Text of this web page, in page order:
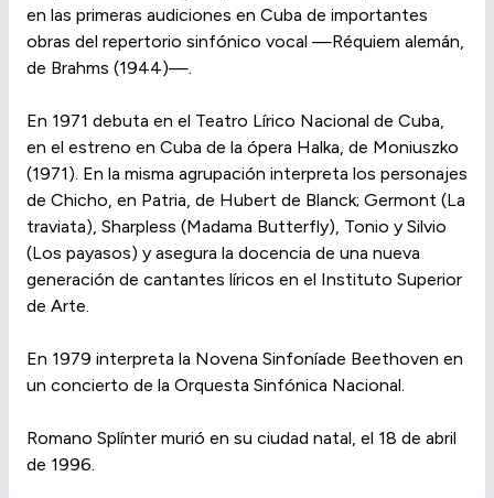
en las primeras audiciones en Cuba de importantes
obras del repertorio sinfónico vocal —Réquiem alemán,
de Brahms (1944)—.
En 1971 debuta en el Teatro Lírico Nacional de Cuba,
en el estreno en Cuba de la ópera Halka, de Moniuszko
(1971). En la misma agrupación interpreta los personajes
de Chicho, en Patria, de Hubert de Blanck; Germont (La
traviata), Sharpless (Madama Butterfly), Tonio y Silvio
(Los payasos) y asegura la docencia de una nueva
generación de cantantes líricos en el Instituto Superior
de Arte.
En 1979 interpreta la Novena Sinfoníade Beethoven en
un concierto de la Orquesta Sinfónica Nacional.
Romano Splínter murió en su ciudad natal, el 18 de abril
de 1996.